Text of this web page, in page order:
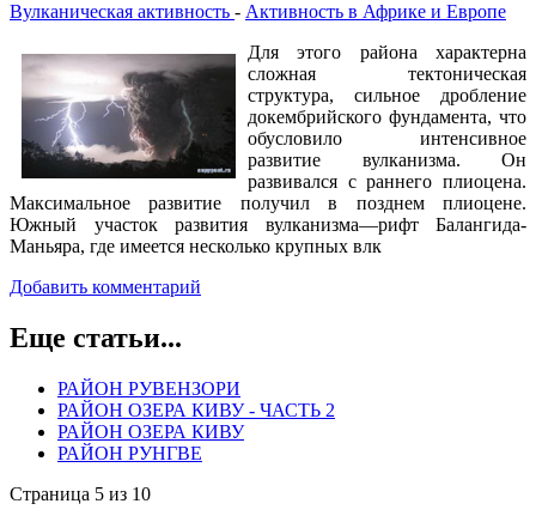
Вулканическая активность - Активность в Африке и Европе
Для этого района характерна
сложная тектоническая
структура, сильное дробление
докембрийского фундамента, что
обусловило интенсивное
развитие вулканизма. Он
развивался с раннего плиоцена.
Максимальное развитие получил в позднем плиоцене.
Южный участок развития вулканизма—рифт Балангида-
Маньяра, где имеется несколько крупных влк
Добавить комментарий
Еще статьи...
РАЙОН РУВЕНЗОРИ
РАЙОН ОЗЕРА КИВУ - ЧАСТЬ 2
РАЙОН ОЗЕРА КИВУ
РАЙОН РУНГВЕ
Страница 5 из 10